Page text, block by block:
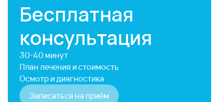
Бесплатная
консультация
30-40 минут
План лечения и стоимость
Осмотр и диагностика
Записаться на приём